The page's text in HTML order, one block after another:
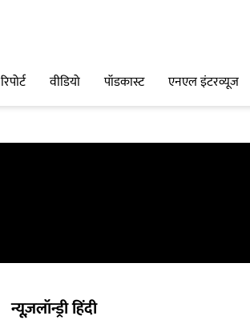
रिपोर्ट वीडियो पॉडकास्ट एनएल इंटरव्यूज
न्यूज़लॉन्ड्री हिंदी